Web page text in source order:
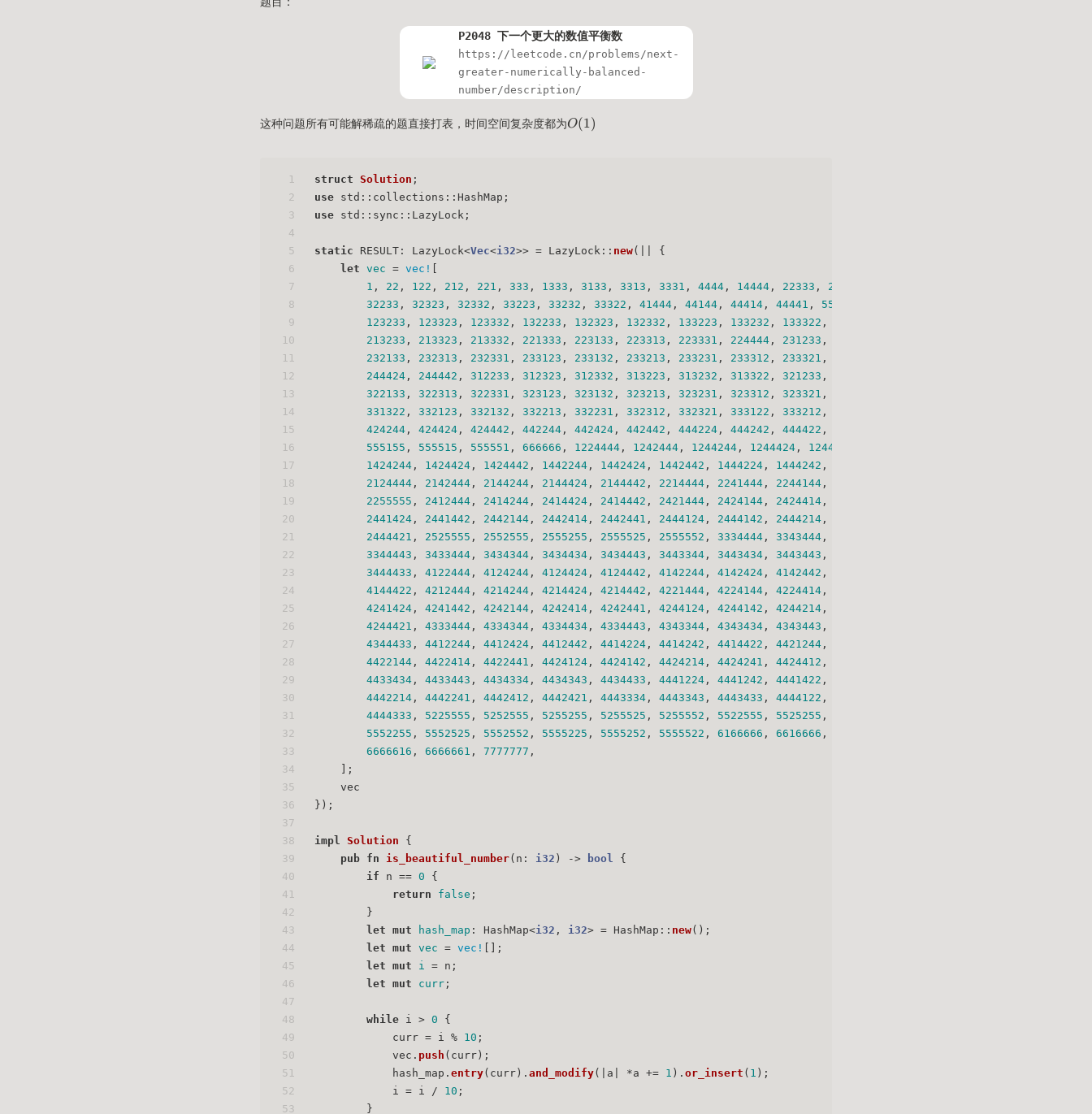
P2048 下一个更大的数值平衡数
https://leetcode.cn/problems/next-
greater-numerically-balanced-
number/description/
这种问题所有可能解稀疏的题直接打表，时间空间复杂度都为O(1)
O(1)
1
2
3
4
5
6
7
8
9
10
11
12
13
14
15
16
17
18
19
20
21
22
23
24
25
26
27
28
29
30
31
32
33
34
35
36
37
38
39
40
41
42
43
44
45
46
47
48
49
50
51
52
53
struct Solution ;
use std::collections::HashMap;
use std::sync::LazyLock;
static RESULT: LazyLock<Vec<i32>> = LazyLock:: new(|| {
let vec = vec!
1 , 22 , 122 , 212 , 221 , 333 , 1333 , 3133 , 3313 , 3331 , 4444 , 14444 , 22333 , 23233
32233 , 32323 , 32332 , 33223 , 33232 , 33322 , 41444 , 44144 , 44414 , 44441 , 55555
123233 , 123323 , 123332 , 132233 , 132323 , 132332 , 133223 , 133232 , 133322 ,
213233 , 213323 , 213332 , 221333 , 223133 , 223313 , 223331 , 224444 , 231233 ,
232133 , 232313 , 232331 , 233123 , 233132 , 233213 , 233231 , 233312 , 233321 ,
244424 , 244442 , 312233 , 312323 , 312332 , 313223 , 313232 , 313322 , 321233 ,
322133 , 322313 , 322331 , 323123 , 323132 , 323213 , 323231 , 323312 , 323321 ,
331322 , 332123 , 332132 , 332213 , 332231 , 332312 , 332321 , 333122 , 333212 ,
424244 , 424424 , 424442 , 442244 , 442424 , 442442 , 444224 , 444242 , 444422 ,
555155 , 555515 , 555551 , 666666 , 1224444 , 1242444 , 1244244 , 1244424 , 1244442
1424244 , 1424424 , 1424442 , 1442244 , 1442424 , 1442442 , 1444224 , 1444242 ,
2124444 , 2142444 , 2144244 , 2144424 , 2144442 , 2214444 , 2241444 , 2244144 ,
2255555 , 2412444 , 2414244 , 2414424 , 2414442 , 2421444 , 2424144 , 2424414 ,
2441424 , 2441442 , 2442144 , 2442414 , 2442441 , 2444124 , 2444142 , 2444214 ,
2444421 , 2525555 , 2552555 , 2555255 , 2555525 , 2555552 , 3334444 , 3343444 ,
3344443 , 3433444 , 3434344 , 3434434 , 3434443 , 3443344 , 3443434 , 3443443 ,
3444433 , 4122444 , 4124244 , 4124424 , 4124442 , 4142244 , 4142424 , 4142442 ,
4144422 , 4212444 , 4214244 , 4214424 , 4214442 , 4221444 , 4224144 , 4224414 ,
4241424 , 4241442 , 4242144 , 4242414 , 4242441 , 4244124 , 4244142 , 4244214 ,
4244421 , 4333444 , 4334344 , 4334434 , 4334443 , 4343344 , 4343434 , 4343443 ,
4344433 , 4412244 , 4412424 , 4412442 , 4414224 , 4414242 , 4414422 , 4421244 ,
4422144 , 4422414 , 4422441 , 4424124 , 4424142 , 4424214 , 4424241 , 4424412 ,
4433434 , 4433443 , 4434334 , 4434343 , 4434433 , 4441224 , 4441242 , 4441422 ,
4442214 , 4442241 , 4442412 , 4442421 , 4443334 , 4443343 , 4443433 , 4444122 ,
4444333 , 5225555 , 5252555 , 5255255 , 5255525 , 5255552 , 5522555 , 5525255 ,
5552255 , 5552525 , 5552552 , 5555225 , 5555252 , 5555522 , 6166666 , 6616666 ,
6666616 , 6666661 , 7777777 ,
    ];
    vec
});
impl Solution {
pub fn is_beautiful_number(n: i32 ) -> bool {
if n == 0 {
return
false ;
        }
let mut hash_map : HashMap<i32 , i32> = HashMap:: new();
let mut vec = vec!
[];
let mut i = n;
let mut curr ;
while i > 0 {
            curr = i %
10 ;
            vec.
push (curr);
            hash_map.
entry(curr). and_modify(|a| *a += 1 ). or_insert ( 1 );
            i = i /
10 ;
        }